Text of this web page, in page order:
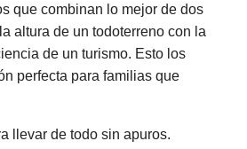
que combinan lo mejor de dos
altura de un todoterreno con la
de un turismo. Esto los
perfecta para familias que
llevar de todo sin apuros.